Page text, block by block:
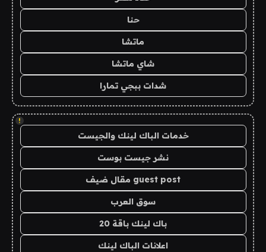
حنا
ماتشا
شاي ماتشا
شدات ببجي تمارا
!
خدمات الباك لينك والجيست
نشر جيست بوست
guest post مقال ضيف
سوق العرب
باك لينك باقة 20
اعلانات الباك لينك